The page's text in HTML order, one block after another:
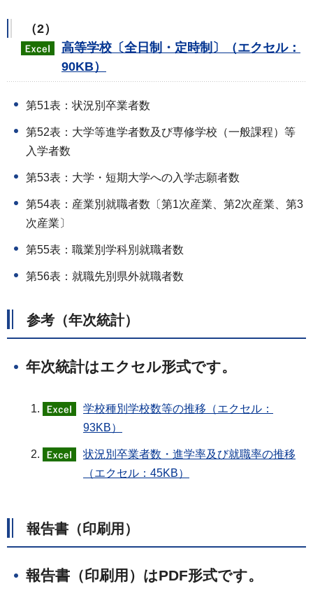
（2）
高等学校〔全日制・定時制〕（エクセル：
90KB）
第51表：状況別卒業者数
第52表：大学等進学者数及び専修学校（一般課程）等
入学者数
第53表：大学・短期大学への入学志願者数
第54表：産業別就職者数〔第1次産業、第2次産業、第3
次産業〕
第55表：職業別学科別就職者数
第56表：就職先別県外就職者数
参考（年次統計）
年次統計はエクセル形式です。
学校種別学校数等の推移（エクセル：
93KB）
状況別卒業者数・進学率及び就職率の推移
（エクセル：45KB）
報告書（印刷用）
報告書（印刷用）はPDF形式です。